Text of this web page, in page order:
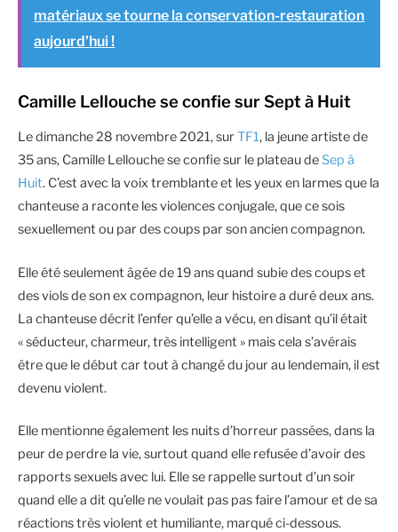
matériaux se tourne la conservation-restauration
aujourd'hui !
Camille Lellouche se confie sur Sept à Huit
Le dimanche 28 novembre 2021, sur TF1, la jeune artiste de
35 ans, Camille Lellouche se confie sur le plateau de Sep à
Huit. C’est avec la voix tremblante et les yeux en larmes que la
chanteuse a raconte les violences conjugale, que ce sois
sexuellement ou par des coups par son ancien compagnon.
Elle été seulement âgée de 19 ans quand subie des coups et
des viols de son ex compagnon, leur histoire a duré deux ans.
La chanteuse décrit l’enfer qu’elle a vécu, en disant qu’il était
« séducteur, charmeur, très intelligent » mais cela s’avérais
être que le début car tout à changé du jour au lendemain, il est
devenu violent.
Elle mentionne également les nuits d’horreur passées, dans la
peur de perdre la vie, surtout quand elle refusée d’avoir des
rapports sexuels avec lui. Elle se rappelle surtout d’un soir
quand elle a dit qu’elle ne voulait pas pas faire l’amour et de sa
réactions très violent et humiliante, marqué ci-dessous.